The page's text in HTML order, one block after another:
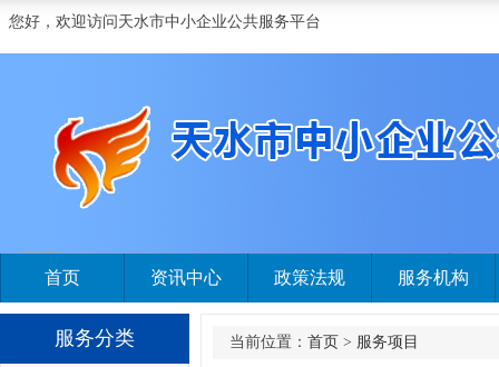
您好，欢迎访问天水市中小企业公共服务平台
首页 资讯中心 政策法规 服务机构
服务分类 当前位置： 首页 > 服务项目